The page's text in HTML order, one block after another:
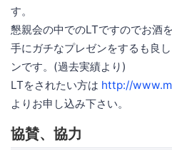
す。
懇親会の中でのLTですのでお酒
手にガチなプレゼンをするも良
ンです。(過去実績より)
LTをされたい方は http://
よりお申し込み下さい。
協賛、協力